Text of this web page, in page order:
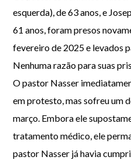
esquerda), de 63 anos, e
61 anos, foram presos
fevereiro de 2025 e levados
Nenhuma razão para suas
O pastor Nasser
em protesto, mas sofreu um
março. Embora ele
tratamento médico, ele
pastor Nasser já havia